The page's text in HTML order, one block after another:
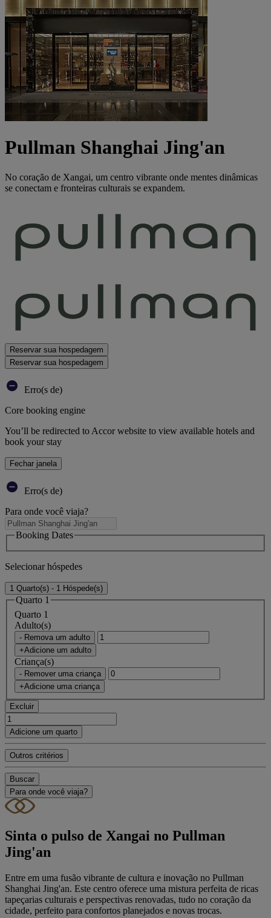
Pullman Shanghai Jing'an
No coração de Xangai, um centro vibrante onde mentes dinâmicas
se conectam e fronteiras culturais se expandem.
Reservar sua hospedagem
Reservar sua hospedagem
Erro(s de)
Core booking engine
You’ll be redirected to Accor website to view available hotels and
book your stay
Fechar janela
Erro(s de)
Para onde você viaja?
Booking Dates
Selecionar hóspedes
1 Quarto(s) - 1 Hóspede(s)
Quarto 1
Quarto 1
Adulto(s)
- Remova um adulto
+Adicione um adulto
Criança(s)
- Remover uma criança
+Adicione uma criança
Excluir
Adicione um quarto
Outros critérios
Buscar
Para onde você viaja?
Sinta o pulso de Xangai no Pullman
Jing'an
Entre em uma fusão vibrante de cultura e inovação no Pullman
Shanghai Jing'an. Este centro oferece uma mistura perfeita de ricas
tapeçarias culturais e perspectivas renovadas, tudo no coração da
cidade, perfeito para confortos planejados e novas trocas.